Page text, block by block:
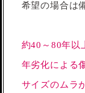
希望の場合は
約40～80年以
年劣化による
サイズのムラ